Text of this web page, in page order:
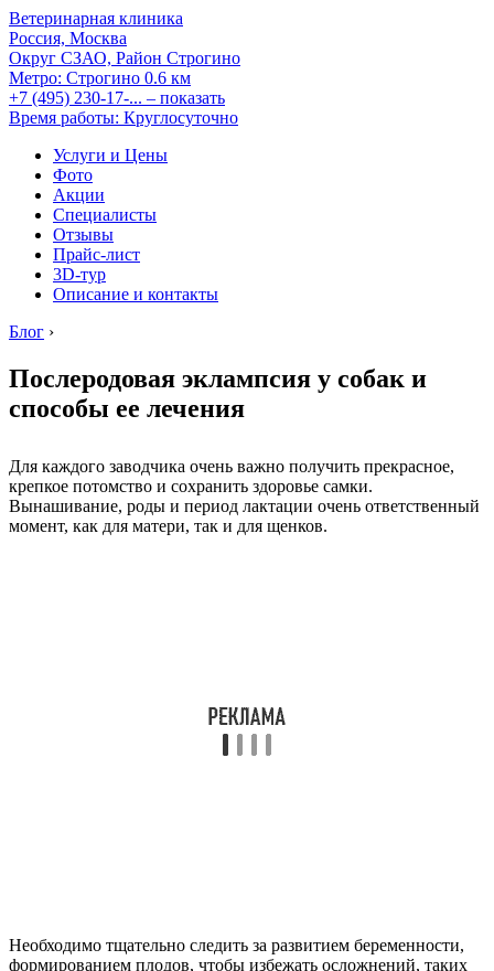
Ветеринарная клиника
Россия, Москва
Округ СЗАО, Район Строгино
Метро: Строгино 0.6 км
+7 (495) 230-17-... – показать
Время работы: Круглосуточно
Услуги и Цены
Фото
Акции
Специалисты
Отзывы
Прайс-лист
3D-тур
Описание и контакты
Блог ›
Послеродовая эклампсия у собак и
способы ее лечения
Для каждого заводчика очень важно получить прекрасное,
крепкое потомство и сохранить здоровье самки.
Вынашивание, роды и период лактации очень ответственный
момент, как для матери, так и для щенков.
Необходимо тщательно следить за развитием беременности,
формированием плодов, чтобы избежать осложнений, таких